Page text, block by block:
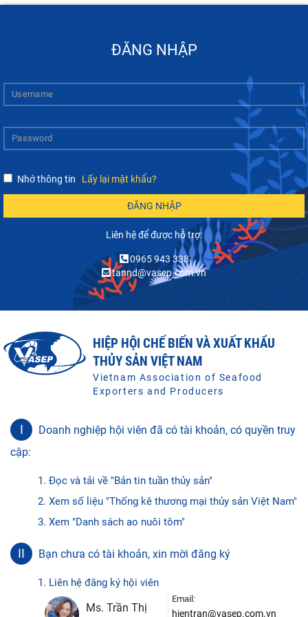
ĐĂNG NHẬP
Nhớ thông tin | Lấy lại mật khẩu?
ĐĂNG NHẬP
Liên hệ để được hỗ trợ:
0965 943 338
tannd@vasep.com.vn
HIỆP HỘI CHẾ BIẾN VÀ XUẤT KHẨU
THỦY SẢN VIỆT NAM
Vietnam Association of Seafood
Exporters and Producers
I
Doanh nghiệp hội viên đã có tài khoản, có quyền truy
cập:
1. Đọc và tải về "Bản tin tuần thủy sản"
2. Xem số liệu "Thống kê thương mại thủy sản Việt Nam"
3. Xem "Danh sách ao nuôi tôm"
II Bạn chưa có tài khoản, xin mời đăng ký
1. Liên hệ đăng ký hội viên
Ms. Trần Thị
Email:
hientran@vasep.com.vn